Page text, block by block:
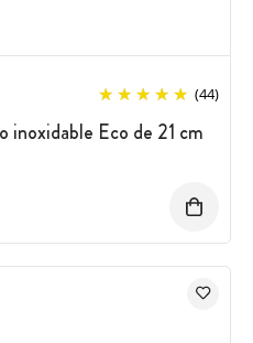
(44)
inoxidable Eco de 21 cm